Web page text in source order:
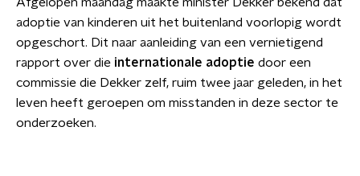
adoptie van kinderen uit het buitenland voorlopig wordt
opgeschort. Dit naar aanleiding van een vernietigend
rapport over die internationale adoptie door een
commissie die Dekker zelf, ruim twee jaar geleden, in het
leven heeft geroepen om misstanden in deze sector te
onderzoeken.